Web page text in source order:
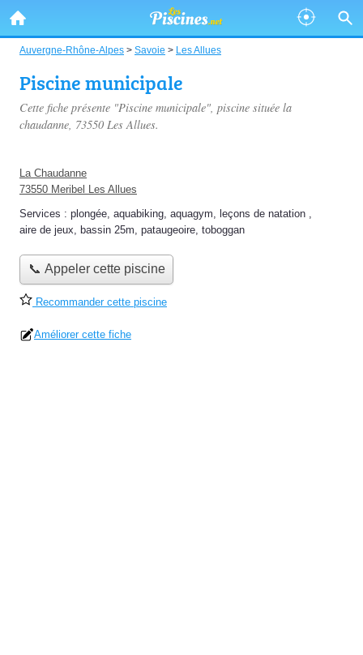
Auvergne-Rhône-Alpes > Savoie > Les Allues
Piscine municipale
Cette fiche présente "Piscine municipale", piscine située la
chaudanne, 73550 Les Allues.
La Chaudanne
73550 Meribel Les Allues
Services : plongée, aquabiking, aquagym, leçons de natation ,
aire de jeux, bassin 25m, pataugeoire, toboggan
📞 Appeler cette piscine
Recommander cette piscine
Améliorer cette fiche